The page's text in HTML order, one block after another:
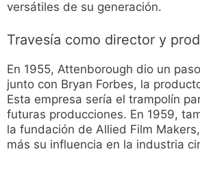
versátiles de su generación.
Travesía como director y
En 1955, Attenborough dio un
junto con Bryan Forbes, la
Esta empresa sería el trampolín
futuras producciones. En 1959,
la fundación de Allied Film
más su influencia en la industria